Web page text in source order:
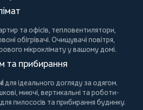
та офісів, тепловентилятори,
обігрівачі. Очищувачі повітря,
мікроклімату у вашому домі.
та прибирання
для ідеального догляду за одягом.
,миючі,вертикальні тароботи-
пилососів та прибирання будинку.